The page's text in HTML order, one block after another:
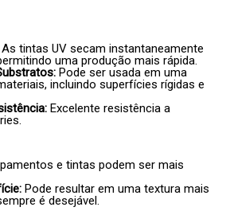
As tintas UV secam instantaneamente
uma produção mais rápida.
Pode ser usada em uma
incluindo superfícies rígidas e
Excelente resistência a
e tintas podem ser mais
Pode resultar em uma textura mais
é desejável.